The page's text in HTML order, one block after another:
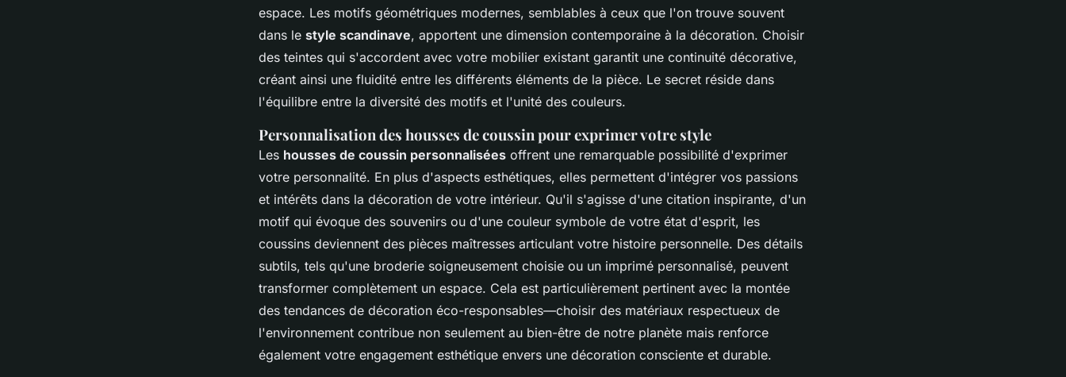
espace. Les motifs géométriques modernes, semblables à ceux que l'on trouve souvent
dans le style scandinave, apportent une dimension contemporaine à la décoration. Choisir
des teintes qui s'accordent avec votre mobilier existant garantit une continuité décorative,
créant ainsi une fluidité entre les différents éléments de la pièce. Le secret réside dans
l'équilibre entre la diversité des motifs et l'unité des couleurs.
Personnalisation des housses de coussin pour exprimer votre style
Les housses de coussin personnalisées offrent une remarquable possibilité d'exprimer
votre personnalité. En plus d'aspects esthétiques, elles permettent d'intégrer vos passions
et intérêts dans la décoration de votre intérieur. Qu'il s'agisse d'une citation inspirante, d'un
motif qui évoque des souvenirs ou d'une couleur symbole de votre état d'esprit, les
coussins deviennent des pièces maîtresses articulant votre histoire personnelle. Des détails
subtils, tels qu'une broderie soigneusement choisie ou un imprimé personnalisé, peuvent
transformer complètement un espace. Cela est particulièrement pertinent avec la montée
des tendances de décoration éco-responsables—choisir des matériaux respectueux de
l'environnement contribue non seulement au bien-être de notre planète mais renforce
également votre engagement esthétique envers une décoration consciente et durable.